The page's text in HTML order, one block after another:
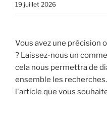
19 juillet 2026
Vous avez une précision
? Laissez-nous un
cela nous permettra de
ensemble les
l'article que vous